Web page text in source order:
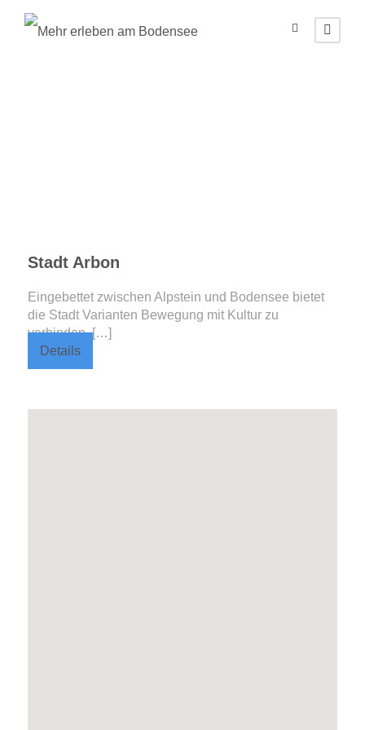
Stadt Arbon
Eingebettet zwischen Alpstein und Bodensee bietet
die Stadt Varianten Bewegung mit Kultur zu
verbinden. […]
Details